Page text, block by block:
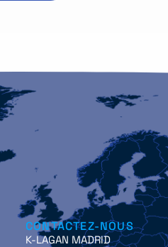
CONTACTEZ-NOUS
K-LAGAN MADRID